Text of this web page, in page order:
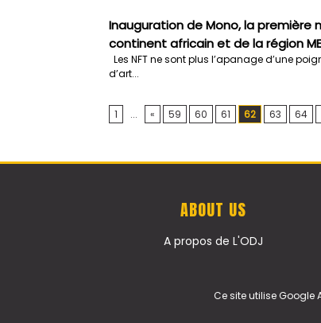
Inauguration de Mono, la première
continent africain et de la région
Les NFT ne sont plus l’apanage d’une
d’art...
1 ... « 59 60 61 62 63 64
ABOUT US
A propos de L'ODJ
Ce site utilise